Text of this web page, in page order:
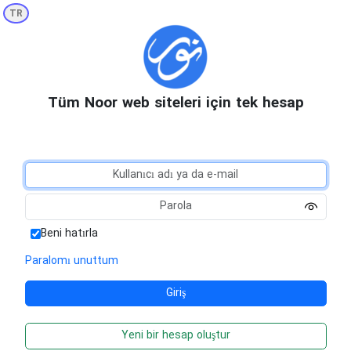
TR
Tüm Noor web siteleri için tek hesap
Beni hatırla
Paralomı unuttum
Yeni bir hesap oluştur